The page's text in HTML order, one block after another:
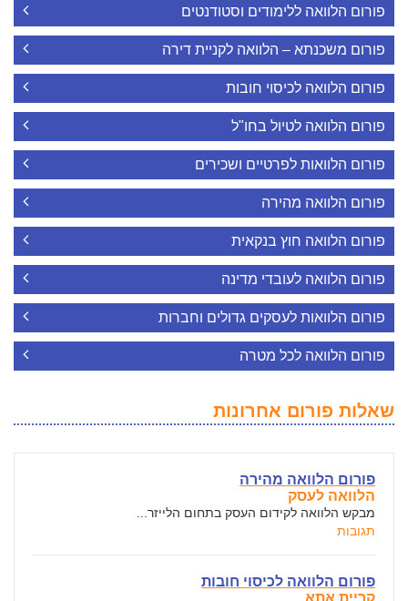
פורום הלוואה ללימודים וסטודנטים
פורום משכנתא – הלוואה לקניית דירה
פורום הלוואה לכיסוי חובות
פורום הלוואה לטיול בחו"ל
פורום הלוואות לפרטיים ושכירים
פורום הלוואה מהירה
פורום הלוואה חוץ בנקאית
פורום הלוואה לעובדי מדינה
פורום הלוואות לעסקים גדולים וחברות
פורום הלוואה לכל מטרה
שאלות פורום אחרונות
פורום הלוואה מהירה
הלוואה לעסק
מבקש הלוואה לקידום העסק בתחום הלייזר...
תגובות
פורום הלוואה לכיסוי חובות
קריית אתא